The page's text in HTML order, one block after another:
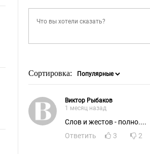
Сортировка:
Виктор Рыбаков
1 месяц назад
Слов и жестов - полно....
Ответить
3 2